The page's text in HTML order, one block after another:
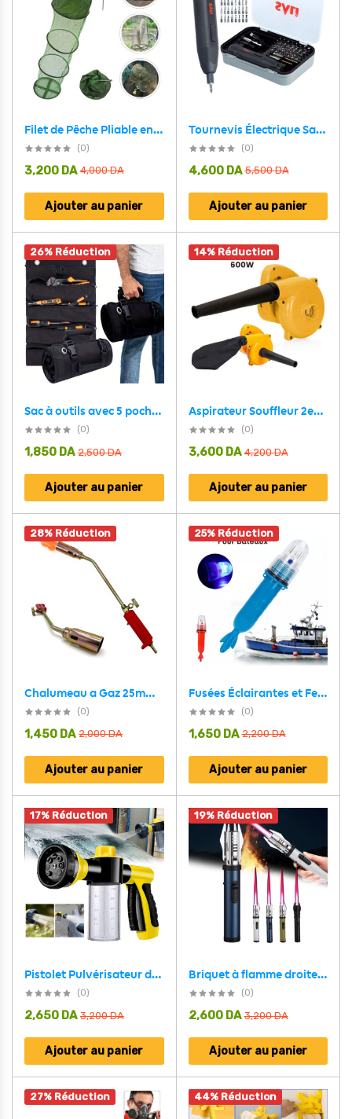
Filet de Pêche Pliable en Maille Facile à Ranger – شبكة صيد الأسماك
(0)
4,000DA
3,200 DA
Ajouter au panier
Tournevis Électrique Sans Fil SALI 39 en 1 Batterie Lithium 1200mAh – مفك براغي كهربائي
(0)
5,500DA
4,600 DA
Ajouter au panier
26% Réduction
Sac à outils avec 5 poches de Grand Capacité pour Bricolage – حقيبة الأدوات المهنية
(0)
2,500DA
1,850 DA
Ajouter au panier
14% Réduction
Aspirateur Souffleur 2en1 pour Extérieur et Intérieur 600W – منفاخ كهربائي
(0)
4,200DA
3,600 DA
Ajouter au panier
28% Réduction
Chalumeau a Gaz 25mm – أداة نفخ النار
(0)
2,000DA
1,450 DA
Ajouter au panier
25% Réduction
Fusées Éclairantes et Feux de Navigation pour Bateau – مصباح قوارب الصيد
(0)
2,200DA
1,650 DA
Ajouter au panier
17% Réduction
Pistolet Pulvérisateur de Mousse à Haute Pression avec 8 Fonctions – رشاش الرغوة
(0)
3,200DA
2,650 DA
Ajouter au panier
19% Réduction
Briquet à flamme droite très puissant coupe-vent – موقد نار محمول
(0)
3,200DA
2,600 DA
Ajouter au panier
27% Réduction 44% Réduction